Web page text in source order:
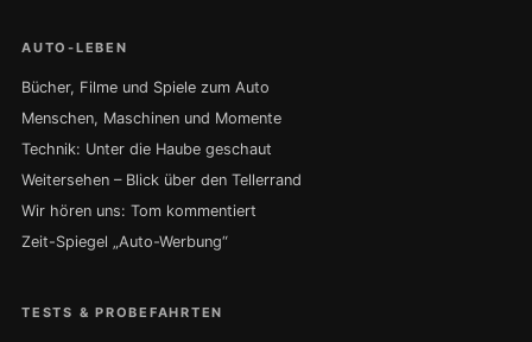
AUTO-LEBEN
Bücher, Filme und Spiele zum Auto
Menschen, Maschinen und Momente
Technik: Unter die Haube geschaut
Weitersehen – Blick über den Tellerrand
Wir hören uns: Tom kommentiert
Zeit-Spiegel „Auto-Werbung“
TESTS & PROBEFAHRTEN